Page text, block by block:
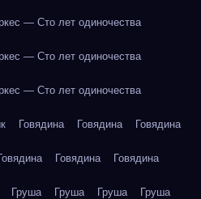
— Сто лет одиночества
— Сто лет одиночества
— Сто лет одиночества
Говядина Говядина Говядина
Говядина Говядина
Груша Груша Груша Груша